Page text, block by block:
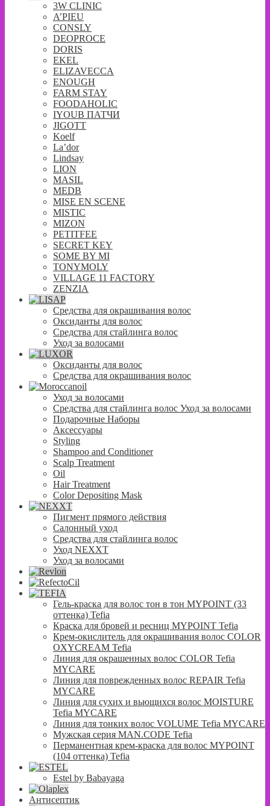
3W CLINIC
A’PIEU
CONSLY
DEOPROCE
DORIS
EKEL
ELIZAVECCA
ENOUGH
FARM STAY
FOODAHOLIC
IYOUB ПАТЧИ
JIGOTT
Koelf
La’dor
Lindsay
LION
MASIL
MEDB
MISE EN SCENE
MISTIC
MIZON
PETITFEE
SECRET KEY
SOME BY MI
TONYMOLY
VILLAGE 11 FACTORY
ZENZIA
Средства для окрашивания волос
Оксиданты для волос
Средства для стайлинга волос
Уход за волосами
Оксиданты для волос
Средства для окрашивания волос
Уход за волосами
Средства для стайлинга волос Уход за волосами
Подарочные Наборы
Аксессуары
Styling
Shampoo and Conditioner
Scalp Treatment
Oil
Hair Treatment
Color Depositing Mask
Пигмент прямого действия
Салонный уход
Средства для стайлинга волос
Уход NEXXT
Уход за волосами
Гель-краска для волос тон в тон MYPOINT (33
оттенка) Tefia
Краска для бровей и ресниц MYPOINT Tefia
Крем-окислитель для окрашивания волос COLOR
OXYCREAM Tefia
Линия для окрашенных волос COLOR Tefia
MYCARE
Линия для поврежденных волос REPAIR Tefia
MYCARE
Линия для сухих и вьющихся волос MOISTURE
Tefia MYCARE
Линия для тонких волос VOLUME Tefia MYCARE
Мужская серия MAN.CODE Tefia
Перманентная крем-краска для волос MYPOINT
(104 оттенка) Tefia
Estel by Babayaga
Антисептик